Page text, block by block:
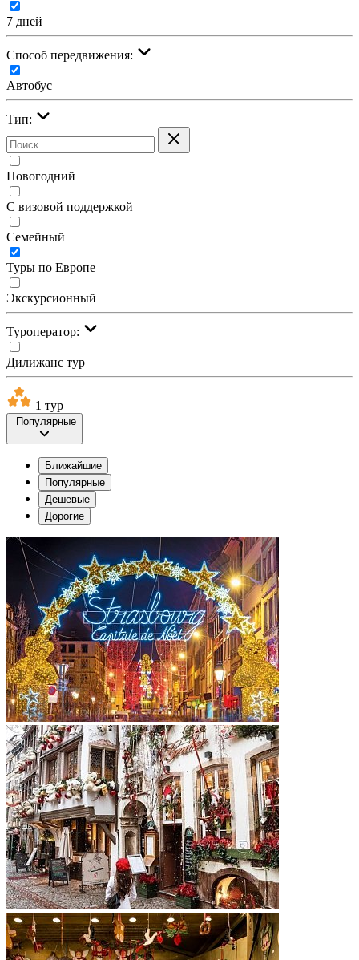
7 дней
Cпособ передвижения:
Автобус
Тип:
Новогодний
С визовой поддержкой
Семейный
Туры по Европе
Экскурсионный
Туроператор:
Дилижанс тур
1 тур
Популярные
Ближайшие
Популярные
Дешевые
Дорогие